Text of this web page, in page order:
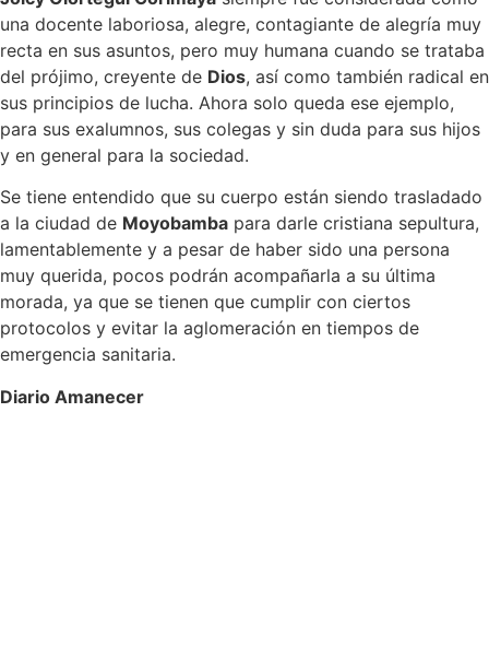
una docente laboriosa, alegre, contagiante de alegría muy
recta en sus asuntos, pero muy humana cuando se trataba
del prójimo, creyente de Dios, así como también radical en
sus principios de lucha. Ahora solo queda ese ejemplo,
para sus exalumnos, sus colegas y sin duda para sus hijos
y en general para la sociedad.
Se tiene entendido que su cuerpo están siendo trasladado
a la ciudad de Moyobamba para darle cristiana sepultura,
lamentablemente y a pesar de haber sido una persona
muy querida, pocos podrán acompañarla a su última
morada, ya que se tienen que cumplir con ciertos
protocolos y evitar la aglomeración en tiempos de
emergencia sanitaria.
Diario Amanecer